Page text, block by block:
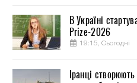
В Україні
Prize-2026
19:15, Сьогодні
Іранці